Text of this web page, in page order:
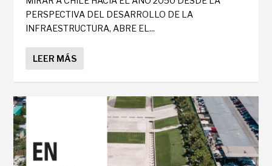
PERSPECTIVA DEL DESARROLLO DE LA
INFRAESTRUCTURA, ABRE EL...
LEER MÁS